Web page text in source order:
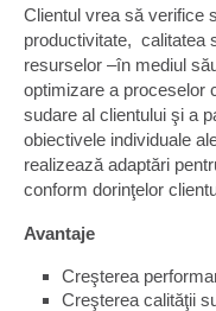
Clientul vrea să verifice
productivitate, calitatea
resurselor –în mediul
optimizare a proceselor
sudare al clientului şi a
obiectivele individuale
realizează adaptări
conform dorinţelor
Avantaje
Creşterea
Creşterea calităţii